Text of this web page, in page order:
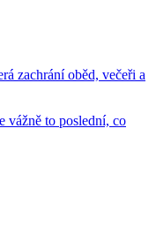
zachrání oběd, večeři a
vážně to poslední, co